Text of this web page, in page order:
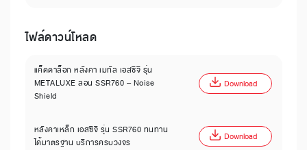
ไฟล์ดาวน์โหลด
แค็ตตาล็อก หลังคา เมทัล เอสซีจี รุ่น
METALUXE ลอน SSR760 – Noise
Shield
Download
หลังคาเหล็ก เอสซีจี รุ่น SSR760 ทนทาน
ได้มาตรฐาน บริการครบวงจร
Download